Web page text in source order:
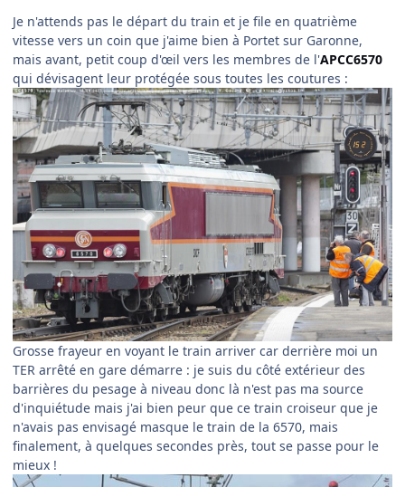
Je n'attends pas le départ du train et je file en quatrième
vitesse vers un coin que j'aime bien à Portet sur Garonne,
mais avant, petit coup d'œil vers les membres de l'APCC6570
qui dévisagent leur protégée sous toutes les coutures :
Grosse frayeur en voyant le train arriver car derrière moi un
TER arrêté en gare démarre : je suis du côté extérieur des
barrières du pesage à niveau donc là n'est pas ma source
d'inquiétude mais j'ai bien peur que ce train croiseur que je
n'avais pas envisagé masque le train de la 6570, mais
finalement, à quelques secondes près, tout se passe pour le
mieux !